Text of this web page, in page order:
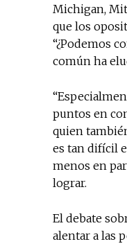
Michigan,
que los
“¿Podemos
común ha
puntos en
quien
es tan difícil
menos en
lograr.
El debate
alentar a las